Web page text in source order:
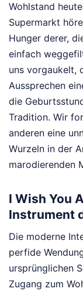
Wohlstand
Supermarkt
Hunger derer,
einfach
uns vorgaukelt,
Aussprechen
die
Tradition. Wir
anderen eine
Wurzeln in der
marodierenden
I Wish You
Instrument
Die moderne
perfide
ursprünglichen
Zugang zum